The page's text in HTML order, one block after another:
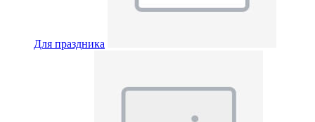
Для праздника